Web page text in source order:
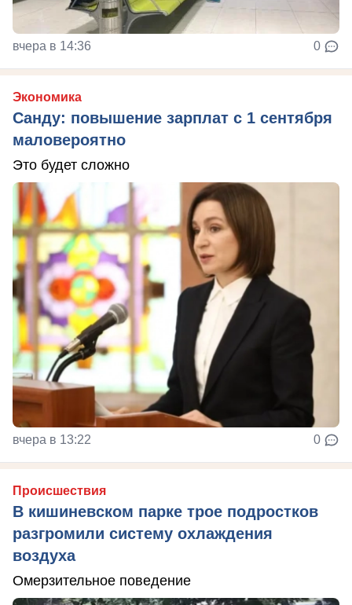
вчера в 14:36 0
Экономика
Санду: повышение зарплат с 1 сентября
маловероятно
Это будет сложно
вчера в 13:22 0
Происшествия
В кишиневском парке трое подростков
разгромили систему охлаждения
воздуха
Омерзительное поведение